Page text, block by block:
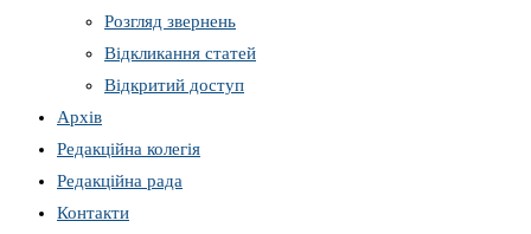
Розгляд звернень
Відкликання статей
Відкритий доступ
Архів
Редакційна колегія
Редакційна рада
Контакти